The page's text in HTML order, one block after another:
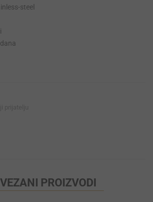
steel
PROIZVODI